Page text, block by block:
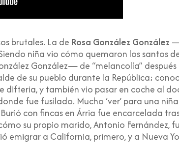
brutales. La de Rosa González González
niña vio cómo quemaron los santos
González— de “melancolía”
de su pueblo durante la República;
difteria, y también vio pasar en coche al
fue fusilado. Mucho ‘ver’ para una
con fincas en Árria fue encarcelada
su propio marido, Antonio Fernández,
emigrar a California, primero, y a Nueva